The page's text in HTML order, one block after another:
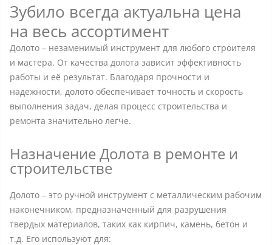
Зубило всегда актуальна цена
на весь ассортимент
Долото – незаменимый инструмент для любого строителя
и мастера. От качества долота зависит эффективность
работы и её результат. Благодаря прочности и
надежности, долото обеспечивает точность и скорость
выполнения задач, делая процесс строительства и
ремонта значительно легче.
Назначение Долота в ремонте и
строительстве
Долото – это ручной инструмент с металлическим рабочим
наконечником, предназначенный для разрушения
твердых материалов, таких как кирпич, камень, бетон и
т.д. Его используют для: